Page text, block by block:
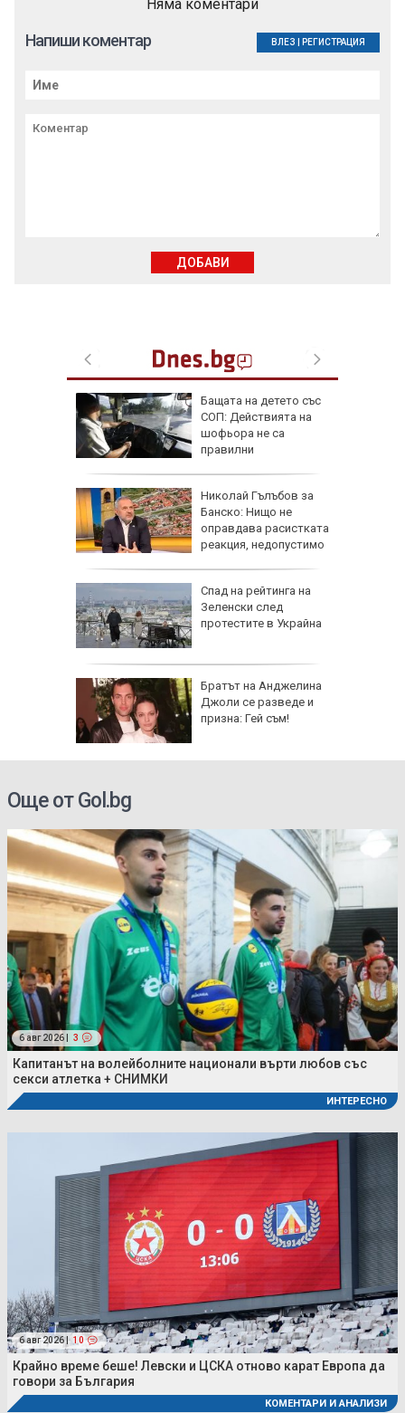
Бащата на детето със
СОП: Действията на
шофьора не са
правилни
Николай Гълъбов за
Банско: Нищо не
оправдава расистката
реакция, недопустимо
Спад на рейтинга на
Зеленски след
протестите в Украйна
Братът на Анджелина
Джоли се разведе и
призна: Гей съм!
Няма коментари
Напиши коментар ВЛЕЗ РЕГИСТРАЦИЯ
ДОБАВИ
Още от Gol.bg
6 авг 2026 | 3
Капитанът на волейболните национали върти любов със
секси атлетка + СНИМКИ
ИНТЕРЕСНО
6 авг 2026 | 10
Крайно време беше! Левски и ЦСКА отново карат Европа да
говори за България
КОМЕНТАРИ И АНАЛИЗИ